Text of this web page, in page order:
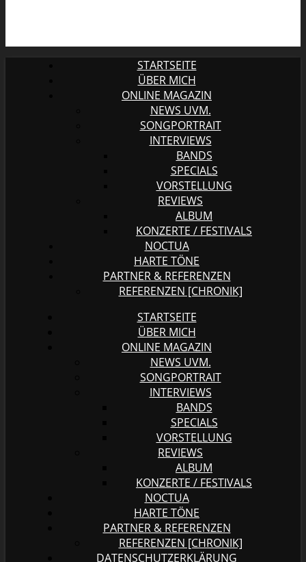
STARTSEITE
ÜBER MICH
ONLINE MAGAZIN
NEWS UVM.
SONGPORTRAIT
INTERVIEWS
BANDS
SPECIALS
VORSTELLUNG
REVIEWS
ALBUM
KONZERTE / FESTIVALS
NOCTUA
HARTE TÖNE
PARTNER & REFERENZEN
REFERENZEN [CHRONIK]
STARTSEITE
ÜBER MICH
ONLINE MAGAZIN
NEWS UVM.
SONGPORTRAIT
INTERVIEWS
BANDS
SPECIALS
VORSTELLUNG
REVIEWS
ALBUM
KONZERTE / FESTIVALS
NOCTUA
HARTE TÖNE
PARTNER & REFERENZEN
REFERENZEN [CHRONIK]
DATENSCHUTZERKLÄRUNG